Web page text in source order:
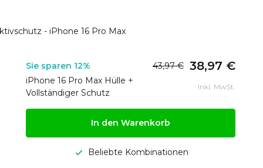
- iPhone 16 Pro Max
Sie sparen 12% 43,97 € 38,97 €
iPhone 16 Pro Max Hülle +
Vollständiger Schutz
Inkl. MwSt.
In den Warenkorb
Beliebte Kombinationen